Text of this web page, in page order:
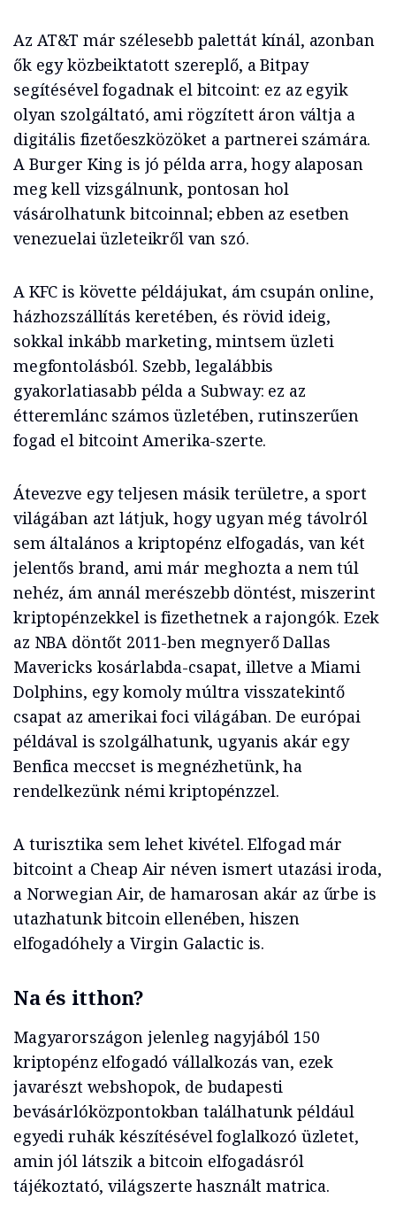
Az AT&T már szélesebb palettát kínál, azonban
ők egy közbeiktatott szereplő, a Bitpay
segítésével fogadnak el bitcoint: ez az egyik
olyan szolgáltató, ami rögzített áron váltja a
digitális fizetőeszközöket a partnerei számára.
A Burger King is jó példa arra, hogy alaposan
meg kell vizsgálnunk, pontosan hol
vásárolhatunk bitcoinnal; ebben az esetben
venezuelai üzleteikről van szó.
A KFC is követte példájukat, ám csupán online,
házhozszállítás keretében, és rövid ideig,
sokkal inkább marketing, mintsem üzleti
megfontolásból. Szebb, legalábbis
gyakorlatiasabb példa a Subway: ez az
étteremlánc számos üzletében, rutinszerűen
fogad el bitcoint Amerika-szerte.
Átevezve egy teljesen másik területre, a sport
világában azt látjuk, hogy ugyan még távolról
sem általános a kriptopénz elfogadás, van két
jelentős brand, ami már meghozta a nem túl
nehéz, ám annál merészebb döntést, miszerint
kriptopénzekkel is fizethetnek a rajongók. Ezek
az NBA döntőt 2011-ben megnyerő Dallas
Mavericks kosárlabda-csapat, illetve a Miami
Dolphins, egy komoly múltra visszatekintő
csapat az amerikai foci világában. De európai
példával is szolgálhatunk, ugyanis akár egy
Benfica meccset is megnézhetünk, ha
rendelkezünk némi kriptopénzzel.
A turisztika sem lehet kivétel. Elfogad már
bitcoint a Cheap Air néven ismert utazási iroda,
a Norwegian Air, de hamarosan akár az űrbe is
utazhatunk bitcoin ellenében, hiszen
elfogadóhely a Virgin Galactic is.
Na és itthon?
Magyarországon jelenleg nagyjából 150
kriptopénz elfogadó vállalkozás van, ezek
javarészt webshopok, de budapesti
bevásárlóközpontokban találhatunk például
egyedi ruhák készítésével foglalkozó üzletet,
amin jól látszik a bitcoin elfogadásról
tájékoztató, világszerte használt matrica.